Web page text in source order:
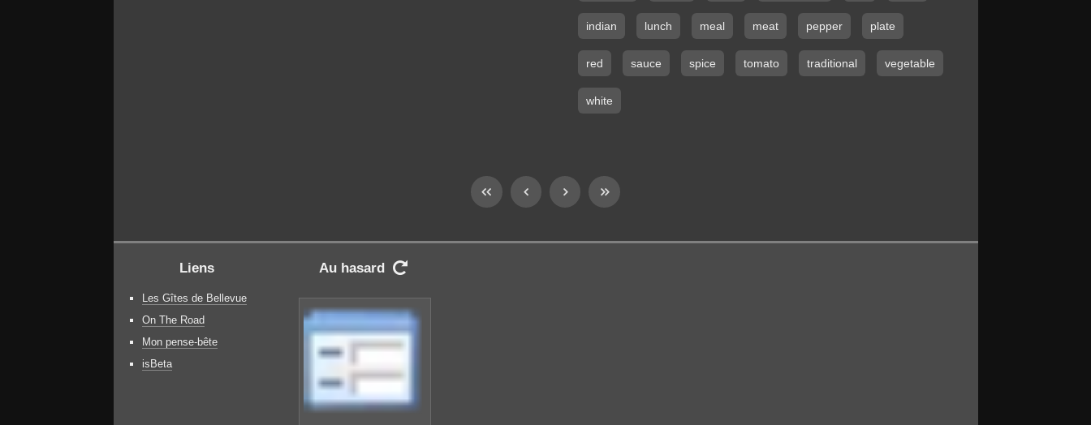
indian lunch meal meat pepper plate
red sauce spice tomato traditional vegetable
white
Liens
Les Gîtes de Bellevue
On The Road
Mon pense-bête
isBeta
Au hasard 